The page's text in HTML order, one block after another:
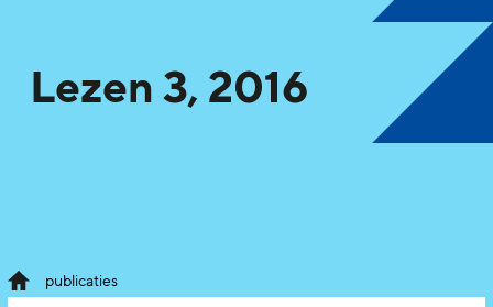
Lezen 3, 2016
publicaties